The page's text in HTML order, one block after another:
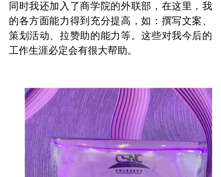
同时我还加入了商学院的外联部，在这里，我
的各方面能力得到充分提高，如：撰写文案、
策划活动、拉赞助的能力等。这些对我今后的
工作生涯必定会有很大帮助。